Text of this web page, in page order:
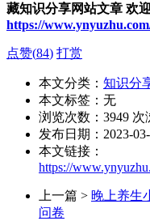
藏知识分享网站文章 欢
https://
点赞(84) 打赏
本文分类： 知识分
本文标签：无
浏览次数： 3949 次
发布日期：2023-
本文链接：
https://
上一篇 > 晚上养生
问卷